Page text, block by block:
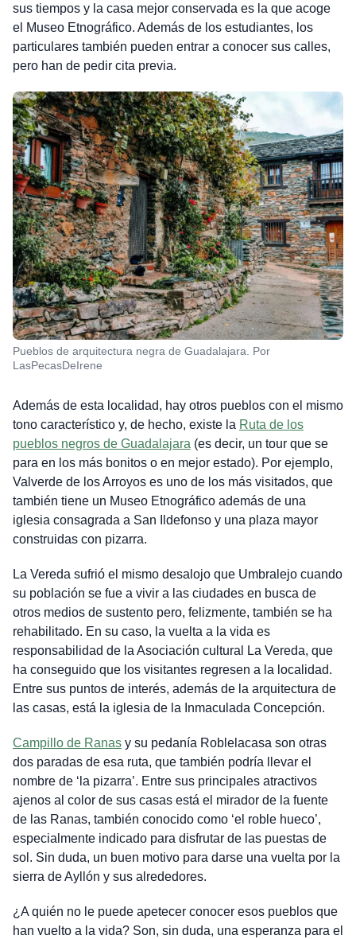
sus tiempos y la casa mejor conservada es la que acoge
el Museo Etnográfico. Además de los estudiantes, los
particulares también pueden entrar a conocer sus calles,
pero han de pedir cita previa.
Pueblos de arquitectura negra de Guadalajara. Por
LasPecasDeIrene
Además de esta localidad, hay otros pueblos con el mismo
tono característico y, de hecho, existe la Ruta de los
pueblos negros de Guadalajara (es decir, un tour que se
para en los más bonitos o en mejor estado). Por ejemplo,
Valverde de los Arroyos es uno de los más visitados, que
también tiene un Museo Etnográfico además de una
iglesia consagrada a San Ildefonso y una plaza mayor
construidas con pizarra.
La Vereda sufrió el mismo desalojo que Umbralejo cuando
su población se fue a vivir a las ciudades en busca de
otros medios de sustento pero, felizmente, también se ha
rehabilitado. En su caso, la vuelta a la vida es
responsabilidad de la Asociación cultural La Vereda, que
ha conseguido que los visitantes regresen a la localidad.
Entre sus puntos de interés, además de la arquitectura de
las casas, está la iglesia de la Inmaculada Concepción.
Campillo de Ranasy su pedanía Roblelacasa son otras
dos paradas de esa ruta, que también podría llevar el
nombre de ‘la pizarra’. Entre sus principales atractivos
ajenos al color de sus casas está el mirador de la fuente
de las Ranas, también conocido como ‘el roble hueco’,
especialmente indicado para disfrutar de las puestas de
sol. Sin duda, un buen motivo para darse una vuelta por la
sierra de Ayllón y sus alrededores.
¿A quién no le puede apetecer conocer esos pueblos que
han vuelto a la vida? Son, sin duda, una esperanza para el